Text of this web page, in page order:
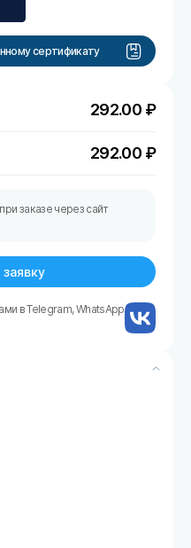
сертификату
292.00 ₽
292.00 ₽
заказе через сайт
в Telegram, WhatsApp